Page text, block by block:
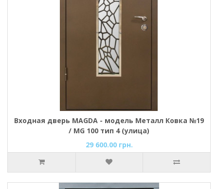
Входная дверь MAGDA - модель Металл Ковка №19
/ MG 100 тип 4 (улица)
29 600.00 грн.